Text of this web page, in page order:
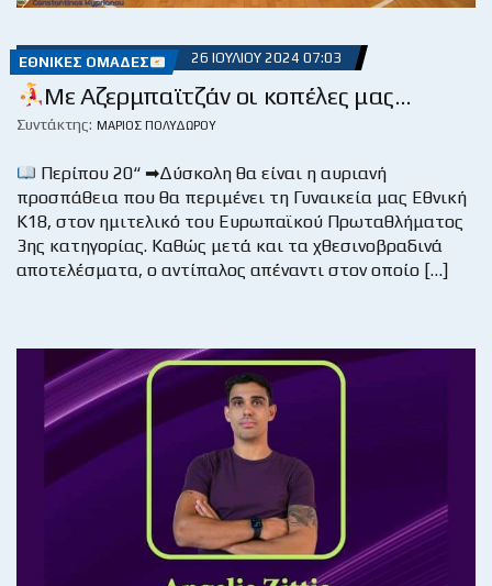
ΕΘΝΙΚΈΣ ΟΜΆΔΕΣ 26 ΙΟΥΛΊΟΥ 2024 07:03
Με Αζερμπαϊτζάν οι κοπέλες μας…
Συντάκτης: ΜΆΡΙΟΣ ΠΟΛΥΔΏΡΟΥ
Περίπου 20“ ➡Δύσκολη θα είναι η αυριανή
προσπάθεια που θα περιμένει τη Γυναικεία μας Εθνική
Κ18, στον ημιτελικό του Ευρωπαϊκού Πρωταθλήματος
3ης κατηγορίας. Καθώς μετά και τα χθεσινοβραδινά
αποτελέσματα, ο αντίπαλος απέναντι στον οποίο […]